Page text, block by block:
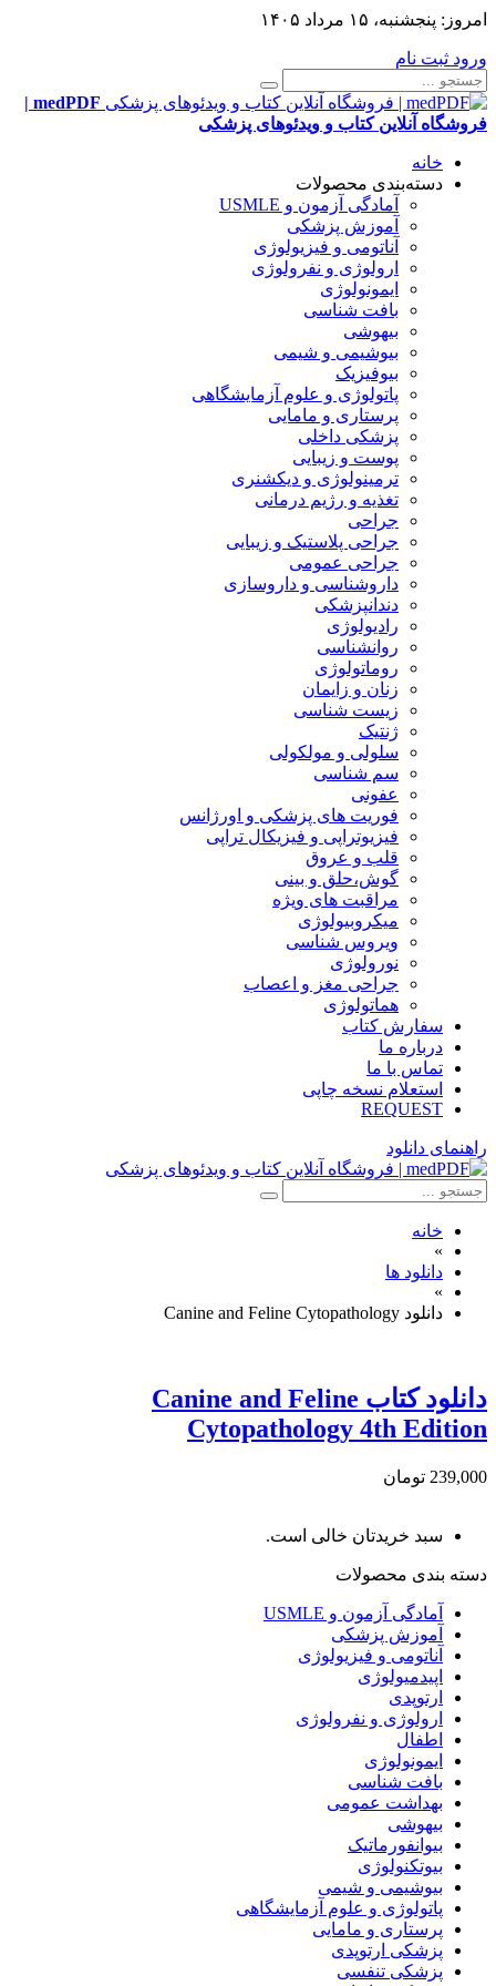
امروز: پنجشنبه، ۱۵ مرداد ۱۴۰۵
ورود ثبت نام
medPDF |
فروشگاه آنلاین کتاب و ویدئوهای پزشکی
خانه
دسته‌بندی محصولات
آمادگی آزمون و USMLE
آموزش پزشکی
آناتومی و فیزیولوژی
ارولوژی و نفرولوژی
ایمونولوژی
بافت شناسی
بیهوشی
بیوشیمی و شیمی
بیوفیزیک
پاتولوژی و علوم آزمایشگاهی
پرستاری و مامایی
پزشکی داخلی
پوست و زیبایی
ترمینولوژی و دیکشنری
تغذیه و رژیم درمانی
جراحی
جراحی پلاستیک و زیبایی
جراحی عمومی
داروشناسی و داروسازی
دندانپزشکی
رادیولوژی
روانشناسی
روماتولوژی
زنان و زایمان
زیست شناسی
ژنتیک
سلولی و مولکولی
سم شناسی
عفونی
فوریت های پزشکی و اورژانس
فیزیوتراپی و فیزیکال تراپی
قلب و عروق
گوش،حلق و بینی
مراقبت های ویژه
میکروبیولوژی
ویروس شناسی
نورولوژی
جراحی مغز و اعصاب
هماتولوژی
سفارش کتاب
درباره ما
تماس با ما
استعلام نسخه چاپی
REQUEST
راهنمای دانلود
خانه
»
دانلود ها
»
دانلود Canine and Feline Cytopathology
دانلود كتاب Canine and Feline
Cytopathology 4th Edition
239,000 تومان
سبد خریدتان خالی است.
دسته بندی محصولات
آمادگی آزمون و USMLE
آموزش پزشکی
آناتومی و فیزیولوژی
اپیدمیولوژی
ارتوپدی
ارولوژی و نفرولوژی
اطفال
ایمونولوژی
بافت شناسی
بهداشت عمومی
بیهوشی
بیوانفورماتیک
بیوتکنولوژی
بیوشیمی و شیمی
پاتولوژی و علوم آزمایشگاهی
پرستاری و مامایی
پزشکی ارتوپدی
پزشکی تنفسی